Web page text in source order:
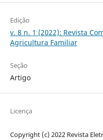
Edição
v. 8 n. 1 (2022): Revista
Agricultura Familiar
Seção
Artigo
Licença
Copyright (c) 2022 Revista